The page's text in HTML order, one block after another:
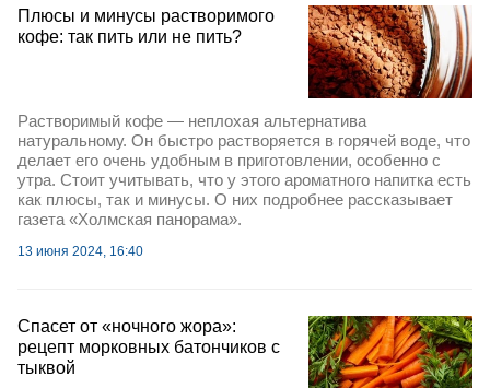
Плюсы и минусы растворимого
кофе: так пить или не пить?
Растворимый кофе — неплохая альтернатива
натуральному. Он быстро растворяется в горячей воде, что
делает его очень удобным в приготовлении, особенно с
утра. Стоит учитывать, что у этого ароматного напитка есть
как плюсы, так и минусы. О них подробнее рассказывает
газета «Холмская панорама».
13 июня 2024, 16:40
Спасет от «ночного жора»:
рецепт морковных батончиков с
тыквой